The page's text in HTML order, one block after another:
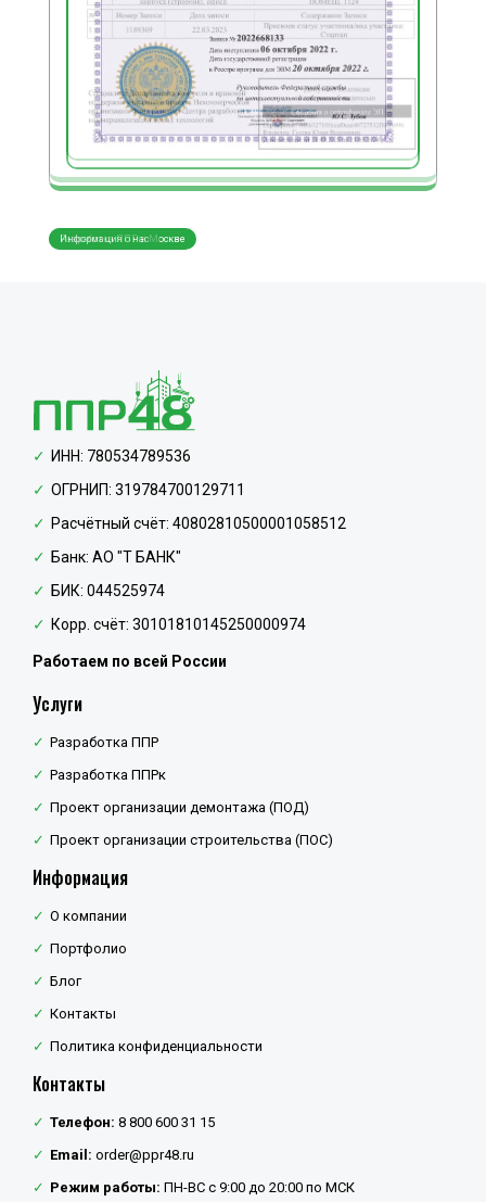
Разработка ППР в Москве
ИНН: 780534789536
ОГРНИП: 319784700129711
Расчётный счёт: 40802810500001058512
Банк: АО "Т БАНК"
БИК: 044525974
Корр. счёт: 30101810145250000974
Работаем по всей России
Услуги
Разработка ППР
Разработка ППРк
Проект организации демонтажа (ПОД)
Проект организации строительства (ПОС)
Информация
О компании
Портфолио
Блог
Контакты
Политика конфиденциальности
Контакты
Телефон: 8 800 600 31 15
Email: order@ppr48.ru
Режим работы: ПН-ВС с 9:00 до 20:00 по МСК